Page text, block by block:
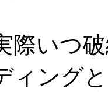
際いつ
ィング